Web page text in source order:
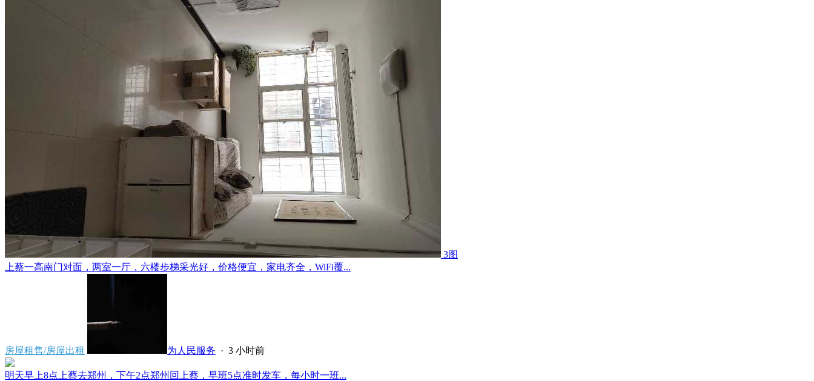
3图
上蔡一高南门对面，两室一厅，六楼步梯采光好，价格便宜，家电齐全，WiFi覆...
房屋租售/房屋出租 为人民服务 · 3 小时前
明天早上8点上蔡去郑州，下午2点郑州回上蔡，早班5点准时发车，每小时一班...